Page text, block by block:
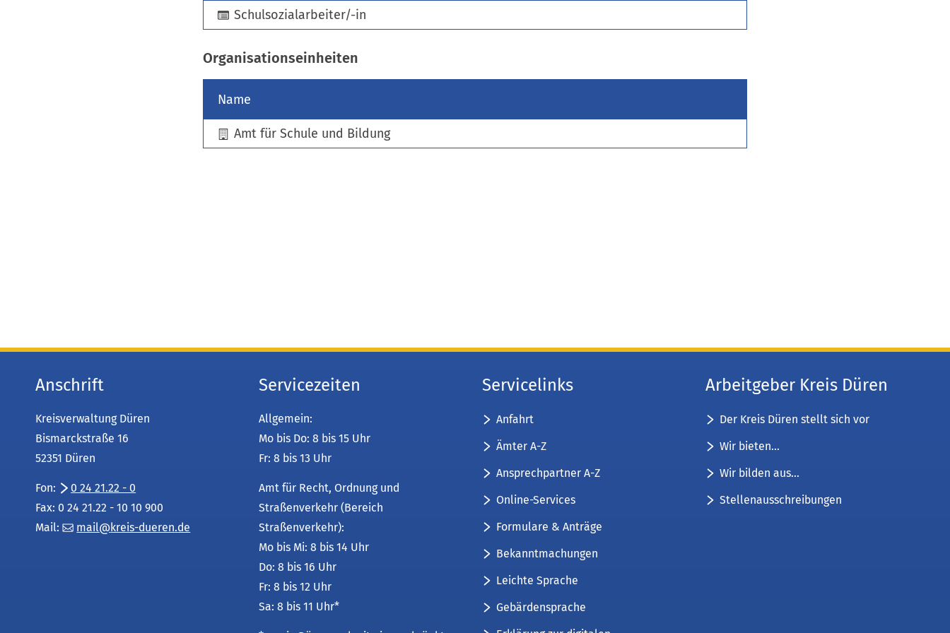
)
Schulsozialarbeiter/-in
Organisationseinheiten
Name
Amt für Schule und Bildung
Anschrift
Kreisverwaltung Düren
Bismarckstraße 16
52351 Düren
Fon:
0 24 21.22 - 0
Fax: 0 24 21.22 - 10 10 900
Mail:
mail kreis-dueren de
Servicezeiten
Allgemein:
Mo bis Do: 8 bis 15 Uhr
Fr: 8 bis 13 Uhr
Amt für Recht, Ordnung und
Straßenverkehr (Bereich
Straßenverkehr):
Mo bis Mi: 8 bis 14 Uhr
Do: 8 bis 16 Uhr
Fr: 8 bis 12 Uhr
Sa: 8 bis 11 Uhr*
Servicelinks
Anfahrt
Ämter A-Z
Ansprechpartner A-Z
Online-Services
Formulare & Anträge
Bekanntmachungen
Leichte Sprache
Gebärdensprache
Arbeitgeber Kreis Düren
Der Kreis Düren stellt sich vor
Wir bieten...
Wir bilden aus...
Stellenausschreibungen